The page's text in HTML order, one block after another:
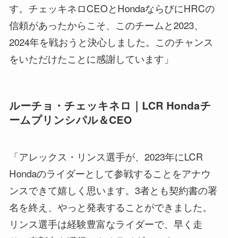
す。チェッキネロCEOとHondaならびにHRCの
信頼があったからこそ、このチームと2023、
2024年を戦おうと決心しました。このチャンス
をいただけたことに感謝しています」
ルーチョ・チェッキネロ｜LCR Hondaチ
ームプリンシパル＆CEO
「アレックス・リンス選手が、2023年にLCR
Hondaのライダーとして参戦することをアナウ
ンスできて嬉しく思います。3者とも契約書の署
名を終え、やっと発表することができました。
リンス選手は経験豊富なライダーで、早く走